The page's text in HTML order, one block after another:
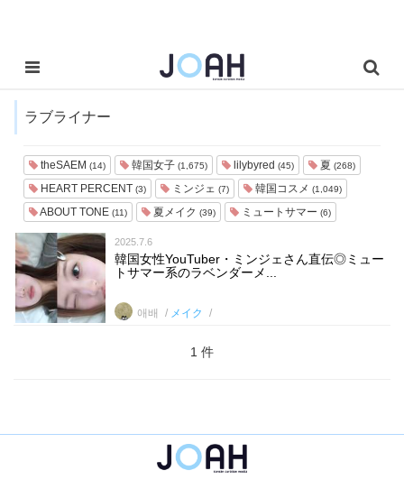
ラブライナー
theSAEM (14) 韓国女子 (1,675) lilybyred (45) 夏 (268)
HEART PERCENT (3) ミンジェ (7) 韓国コスメ (1,049)
ABOUT TONE (11) 夏メイク (39) ミュートサマー (6)
2025.7.6
韓国女性YouTuber・ミンジェさん直伝◎ミュー
トサマー系のラベンダーメ...
애배 メイク
1 件